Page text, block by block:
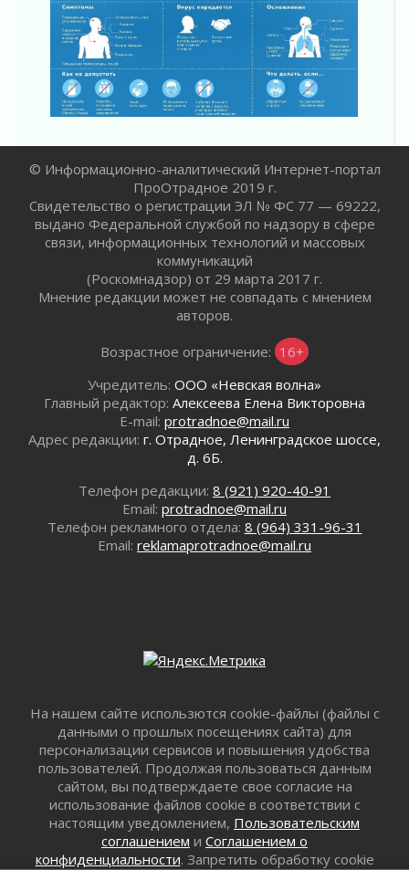
«Кубок Защитников Отечества» для
ветеранов СВО стартовал в Выборге
30 июля 2026
Заблудившегося пенсионера вывели из леса в
Тосненском районе
Редкие птенцы козодоя вылупились во
Всеволожском районе Ленобласти
Изменение расписания 565 автобуса
30 июля 2026
Объявлена продажа инвестиционных паев
29 июля 2026
Пик топливного кризиса в Ленинградской
Ленобласть вошла в двадцатку лидеров по
освещению нацпроектов в СМИ
29 июля 2026
Легкоатлеты Ленинградской области вошли в
пятерку сильнейших на Первенстве России
Сотрудница почты в Кингисеппе
инсценировала пожар после кражи почти
полумиллиона рублей
29 июля 2026
Региональная сеть контейнерных площадок
Ленобласти пополнится еще 300 объектами к
Спасатели эвакуировали мужчину с
поврежденной ногой из леса в Гатчинском
округе
29 июля 2026
353 дома подключили к газу за неделю в
Ленинградской области
29 июля 2026
© Информационно-аналитический Интернет-портал
ПроОтрадное 2019 г.
Свидетельство о регистрации ЭЛ № ФС 77 — 69222,
выдано Федеральной службой по надзору в сфере
связи, информационных технологий и массовых
коммуникаций
(Роскомнадзор) от 29 марта 2017 г.
Мнение редакции может не совпадать с мнением
авторов.
Возрастное ограничение: 16+
Учредитель: ООО «Невская волна»
Главный редактор: Алексеева Елена Викторовна
E-mail: protradnoe@mail.ru
Адрес редакции: г. Отрадное, Ленинградское шоссе,
д. 6Б.
Телефон редакции: 8 (921) 920-40-91
Email: protradnoe@mail.ru
Телефон рекламного отдела: 8 (964) 331-96-31
Email: reklamaprotradnoe@mail.ru
На нашем сайте использются cookie-файлы (файлы с
данными о прошлых посещениях сайта) для
персонализации сервисов и повышения удобства
пользователей. Продолжая пользоваться данным
сайтом, вы подтверждаете свое согласие на
использование файлов cookie в соответствии с
настоящим уведомлением, Пользовательским
соглашением и Соглашением о
конфиденциальности. Запретить обработку cookie